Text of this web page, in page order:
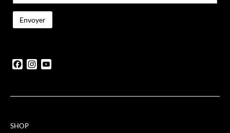
FacebookInstagram
SHOP